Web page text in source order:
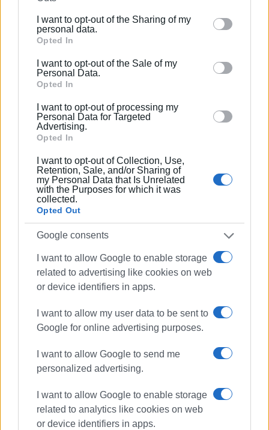
further disclose it to other third parties.
Please note that this website/app uses one or more
Google services and may gather and store information
behaviour. You may click to grant or deny consent to
Google and its third-party tags to use your data for
section.
I want to opt-out of the Sharing of my
personal data.
Opted In
I want to opt-out of the Sale of my
Personal Data.
Opted In
I want to opt-out of processing my
Personal Data for Targeted
Advertising.
Opted In
I want to opt-out of Collection, Use,
Retention, Sale, and/or Sharing of
my Personal Data that Is Unrelated
with the Purposes for which it was
collected.
Opted Out
Google consents
I want to allow Google to enable storage
related to advertising like cookies on web
or device identifiers in apps.
I want to allow my user data to be sent to
Google for online advertising purposes.
I want to allow Google to send me
personalized advertising.
I want to allow Google to enable storage
related to analytics like cookies on web
or device identifiers in apps.
Εμφανίσεις: 1057
Ακολουθήστε το enimerosi στοFacebook